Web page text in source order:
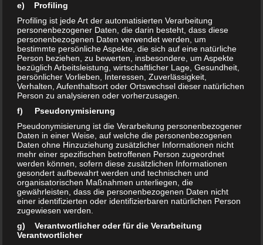
info@ath-horsecare.com
e) Profiling
Profiling ist jede Art der automatisierten Verarbeitung
personenbezogener Daten, die darin besteht, dass diese
personenbezogenen Daten verwendet werden, um
bestimmte persönliche Aspekte, die sich auf eine natürliche
Person beziehen, zu bewerten, insbesondere, um Aspekte
bezüglich Arbeitsleistung, wirtschaftlicher Lage, Gesundheit,
persönlicher Vorlieben, Interessen, Zuverlässigkeit,
Verhalten, Aufenthaltsort oder Ortswechsel dieser natürlichen
Person zu analysieren oder vorherzusagen.
f) Pseudonymisierung
Pseudonymisierung ist die Verarbeitung personenbezogener
Daten in einer Weise, auf welche die personenbezogenen
Daten ohne Hinzuziehung zusätzlicher Informationen nicht
mehr einer spezifischen betroffenen Person zugeordnet
werden können, sofern diese zusätzlichen Informationen
gesondert aufbewahrt werden und technischen und
organisatorischen Maßnahmen unterliegen, die
gewährleisten, dass die personenbezogenen Daten nicht
einer identifizierten oder identifizierbaren natürlichen Person
zugewiesen werden.
g) Verantwortlicher oder für die Verarbeitung
Verantwortlicher